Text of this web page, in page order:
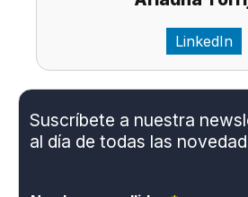
LinkedIn
Suscríbete a nuestra
al día de todas las